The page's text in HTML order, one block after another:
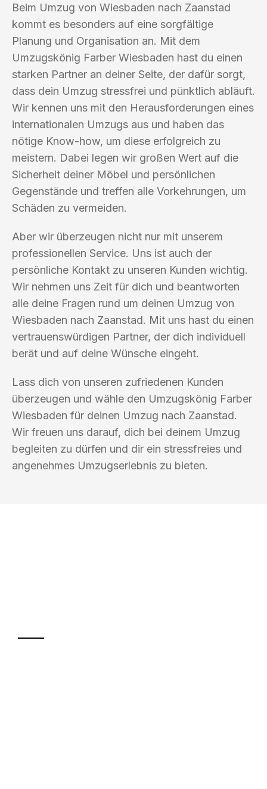
Beim Umzug von Wiesbaden nach Zaanstad
kommt es besonders auf eine sorgfältige
Planung und Organisation an. Mit dem
Umzugskönig Farber Wiesbaden hast du einen
starken Partner an deiner Seite, der dafür sorgt,
dass dein Umzug stressfrei und pünktlich abläuft.
Wir kennen uns mit den Herausforderungen eines
internationalen Umzugs aus und haben das
nötige Know-how, um diese erfolgreich zu
meistern. Dabei legen wir großen Wert auf die
Sicherheit deiner Möbel und persönlichen
Gegenstände und treffen alle Vorkehrungen, um
Schäden zu vermeiden.
Aber wir überzeugen nicht nur mit unserem
professionellen Service. Uns ist auch der
persönliche Kontakt zu unseren Kunden wichtig.
Wir nehmen uns Zeit für dich und beantworten
alle deine Fragen rund um deinen Umzug von
Wiesbaden nach Zaanstad. Mit uns hast du einen
vertrauenswürdigen Partner, der dich individuell
berät und auf deine Wünsche eingeht.
Lass dich von unseren zufriedenen Kunden
überzeugen und wähle den Umzugskönig Farber
Wiesbaden für deinen Umzug nach Zaanstad.
Wir freuen uns darauf, dich bei deinem Umzug
begleiten zu dürfen und dir ein stressfreies und
angenehmes Umzugserlebnis zu bieten.